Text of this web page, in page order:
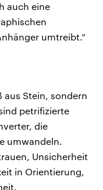
auch eine
umtreibt.“
aus Stein, sondern
petrifizierte
die
umwandeln.
Unsicherheit
in Orientierung,